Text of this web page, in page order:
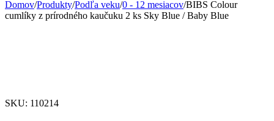
Domov/Produkty/Podľa veku/0 - 12 mesiacov/BIBS Colour
cumlíky z prírodného kaučuku 2 ks Sky Blue / Baby Blue
SKU: 110214